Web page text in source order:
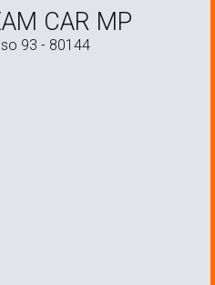
CAR MP
93 - 80144